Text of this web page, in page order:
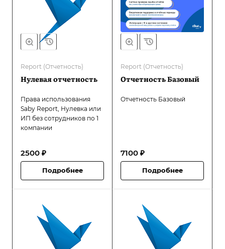
Report (Отчетность)
Нулевая отчетность
Права использования
Saby Report, Нулевка или
ИП без сотрудников по 1
компании
2500 ₽
Подробнее
Report (Отчетность)
Отчетность Базовый
Отчетность Базовый
7100 ₽
Подробнее